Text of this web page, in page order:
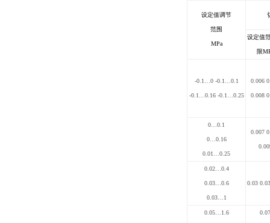
设定值调节
范围
MPa
设定值
限
-0.1…0 -0.1…0.1
-0.1…0.16 -0.1…0.25
0.006
0.008
0…0.1
0…0.16
0.01…0.25
0.007
0.02…0.4
0.03…0.6
0.03…1
0.03
0.05…1.6 0.07